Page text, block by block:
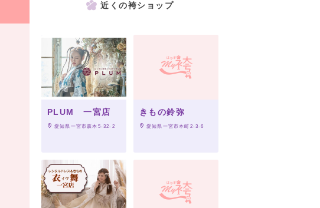
近くの袴ショップ
PLUM 一宮店
愛知県一宮市森本5-32-2
きもの鈴弥
愛知県一宮市本町2-3-6